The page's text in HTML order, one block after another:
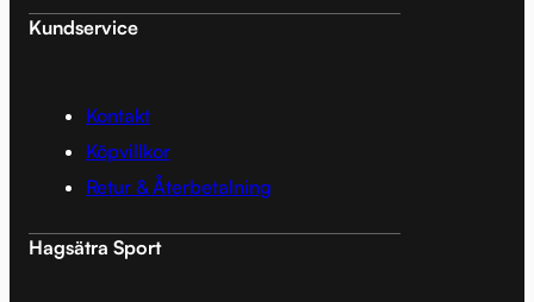
Kundservice
Kontakt
Köpvillkor
Retur & Återbetalning
Hagsätra Sport